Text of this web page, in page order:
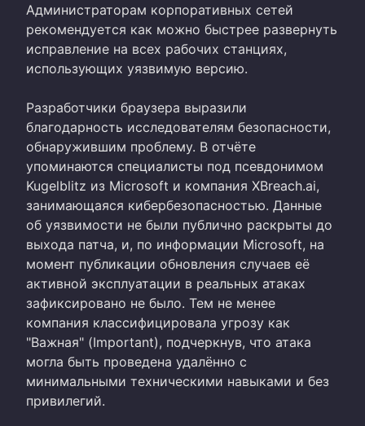
Администраторам корпоративных сетей
рекомендуется как можно быстрее развернуть
исправление на всех рабочих станциях,
использующих уязвимую версию.
Разработчики браузера выразили
благодарность исследователям безопасности,
обнаружившим проблему. В отчёте
упоминаются специалисты под псевдонимом
Kugelblitz из Microsoft и компания XBreach.ai,
занимающаяся кибербезопасностью. Данные
об уязвимости не были публично раскрыты до
выхода патча, и, по информации Microsoft, на
момент публикации обновления случаев её
активной эксплуатации в реальных атаках
зафиксировано не было. Тем не менее
компания классифицировала угрозу как
"Важная" (Important), подчеркнув, что атака
могла быть проведена удалённо с
минимальными техническими навыками и без
привилегий.